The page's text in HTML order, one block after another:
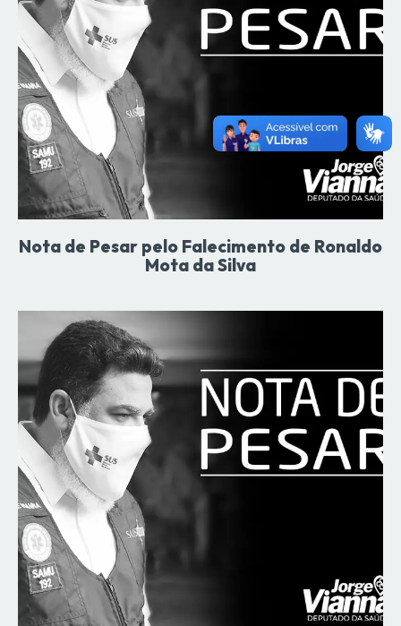
Nota de Pesar pelo Falecimento de Ronaldo
Mota da Silva